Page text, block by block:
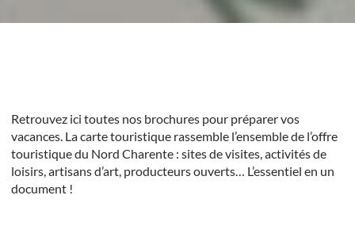
Retrouvez ici toutes nos brochures pour préparer vos
vacances. La carte touristique rassemble l’ensemble de l’offre
touristique du Nord Charente : sites de visites, activités de
loisirs, artisans d’art, producteurs ouverts… L’essentiel en un
document !